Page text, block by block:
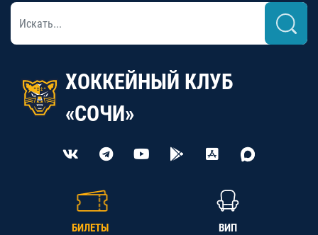
ХОККЕЙНЫЙ КЛУБ
«СОЧИ»
БИЛЕТЫ ВИП